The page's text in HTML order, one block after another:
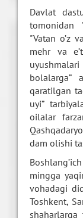
Davlat
tomonidan
"Vatan o’z
mehr va
uyushmalari
bolalarga”
qaratilgan
uyi”
oilalar
dam olishi
mingga
vohadagi
Toshkent,
shaharlarga